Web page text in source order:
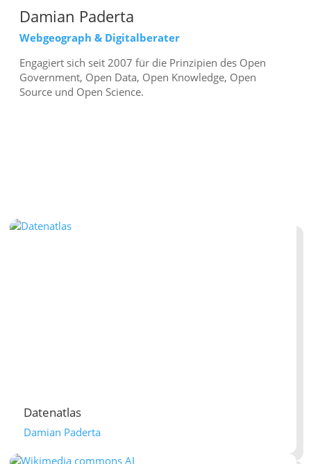
Damian Paderta
Webgeograph & Digitalberater
Engagiert sich seit 2007 für die Prinzipien des Open
Government, Open Data, Open Knowledge, Open
Source und Open Science.
Datenatlas
Damian Paderta